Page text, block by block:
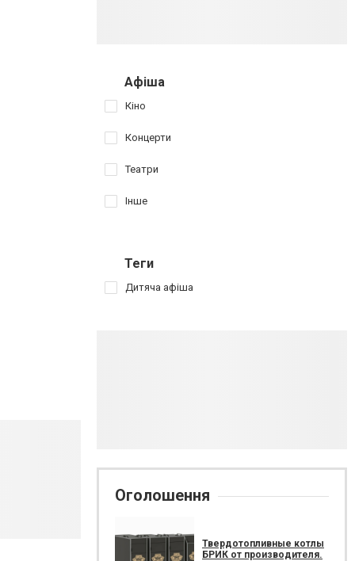
Афіша
Кіно
Концерти
Театри
Інше
Теги
Дитяча афіша
Оголошення
Твердотопливные котлы
БРИК от производителя.